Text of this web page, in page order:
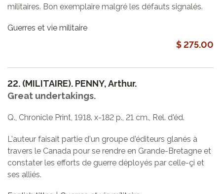
militaires. Bon exemplaire malgré les défauts signalés.
Guerres et vie militaire
$ 275.00
22. (MILITAIRE). PENNY, Arthur.
Great undertakings.
Q., Chronicle Print, 1918. x-182 p., 21 cm., Rel. d'éd.
L'auteur faisait partie d'un groupe d'éditeurs glanés à
travers le Canada pour se rendre en Grande-Bretagne et
constater les efforts de guerre déployés par celle-çi et
ses alliés.